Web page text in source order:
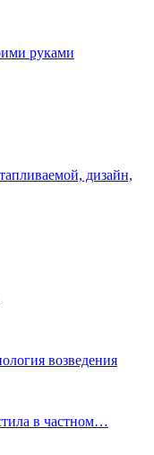
руками
дизайн,
возведения
в частном…